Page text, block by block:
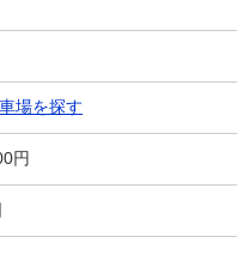
場を探す
円